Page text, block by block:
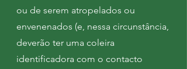
ou de serem atropelados ou
envenenados (e, nessa circunstância,
deverão ter uma coleira
identificadora com o contacto